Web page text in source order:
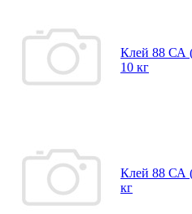
Клей 88 СА
10 кг
Клей 88 СА
кг